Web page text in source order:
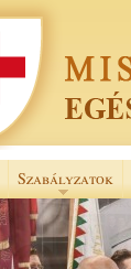
Szabályzatok